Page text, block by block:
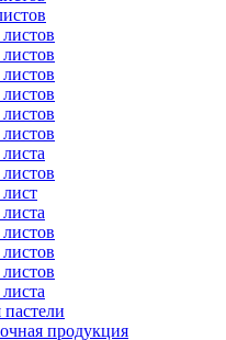
продукция